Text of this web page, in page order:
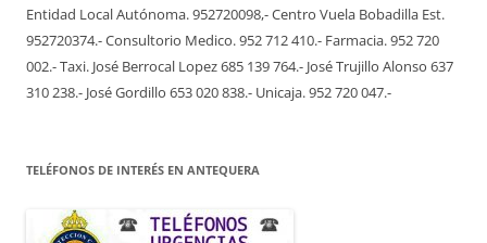
Entidad Local Autónoma. 952720098,- Centro Vuela Bobadilla Est.
952720374.- Consultorio Medico. 952 712 410.- Farmacia. 952 720
002.- Taxi. José Berrocal Lopez 685 139 764.- José Trujillo Alonso 637
310 238.- José Gordillo 653 020 838.- Unicaja. 952 720 047.-
TELÉFONOS DE INTERÉS EN ANTEQUERA